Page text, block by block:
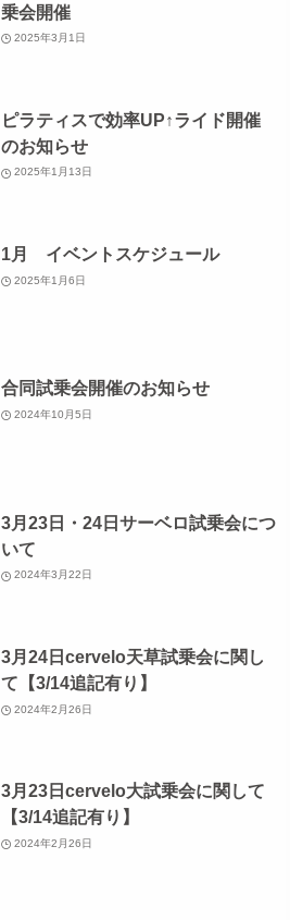
乗会開催
2025年3月1日
ピラティスで効率UP↑ライド開催
のお知らせ
2025年1月13日
1月 イベントスケジュール
2025年1月6日
合同試乗会開催のお知らせ
2024年10月5日
3月23日・24日サーベロ試乗会につ
いて
2024年3月22日
3月24日cervelo天草試乗会に関し
て【3/14追記有り】
2024年2月26日
3月23日cervelo大試乗会に関して
【3/14追記有り】
2024年2月26日